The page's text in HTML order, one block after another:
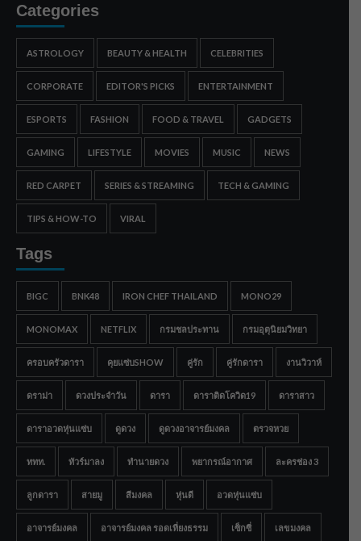
Categories
ASTROLOGY BEAUTY & HEALTH CELEBRITIES
CORPORATE EDITOR'S PICKS ENTERTAINMENT
ESPORTS FASHION FOOD & TRAVEL GADGETS
GAMING LIFESTYLE MOVIES MUSIC NEWS
RED CARPET SERIES & STREAMING TECH & GAMING
TIPS & HOW-TO VIRAL
Tags
BIGC BNK48 IRON CHEF THAILAND MONO29
MONOMAX NETFLIX กรมชลประทาน กรมอุตุนิยมวิทยา
ครอบครัวดารา คุยแซ่บSHOW คู่รัก คู่รักดารา งานวิวาห์
ดราม่า ดวงประจำวัน ดารา ดาราติดโควิด19 ดาราสาว
ดาราอวดหุ่นแซ่บ ดูดวง ดูดวงอาจารย์มงคล ตรวจหวย
ททท. ทัวร์มาลง ทำนายดวง พยากรณ์อากาศ ละครช่อง 3
ลูกดารา สายมู สีมงคล หุ่นดี อวดหุ่นแซ่บ
อาจารย์มงคล อาจารย์มงคล รอดเที่ยงธรรม เซ็กซี่ เลขมงคล